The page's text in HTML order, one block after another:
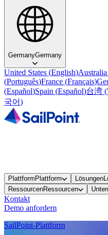
GermanyGermany
United States (English)
(Português)France (Français)
(Español)Spain (Español)台湾 (
국어)
Plattform Plattform Lösungen
RessourcenRessourcen
Kontakt
Demo anfordern
SailPoint-Plattform